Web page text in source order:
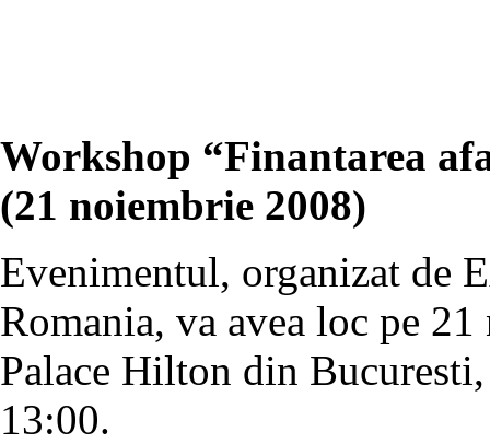
Workshop “Finantarea
(21 noiembrie 2008)
Evenimentul, organizat de
Romania, va avea loc pe
Palace Hilton din
13:00.